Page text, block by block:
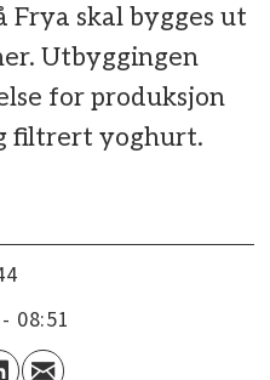
Frya skal bygges ut
Utbyggingen
for produksjon
filtrert yoghurt.
08:51